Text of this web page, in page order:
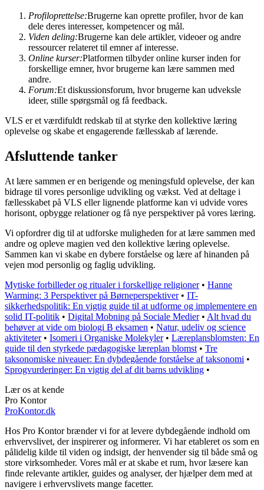
Profiloprettelse:Brugerne kan oprette profiler, hvor de kan
dele deres interesser, kompetencer og mål.
Viden deling:Brugerne kan dele artikler, videoer og andre
ressourcer relateret til emner af interesse.
Online kurser:Platformen tilbyder online kurser inden for
forskellige emner, hvor brugerne kan lære sammen med
andre.
Forum:Et diskussionsforum, hvor brugerne kan udveksle
ideer, stille spørgsmål og få feedback.
VLS er et værdifuldt redskab til at styrke den kollektive læring
oplevelse og skabe et engagerende fællesskab af lærende.
Afsluttende tanker
At lære sammen er en berigende og meningsfuld oplevelse, der kan
bidrage til vores personlige udvikling og vækst. Ved at deltage i
fællesskabet på VLS eller lignende platforme kan vi udvide vores
horisont, opbygge relationer og få nye perspektiver på vores læring.
Vi opfordrer dig til at udforske muligheden for at lære sammen med
andre og opleve magien ved den kollektive læring oplevelse.
Sammen kan vi skabe en dybere forståelse og lære af hinanden på
vejen mod personlig og faglig udvikling.
Mytiske forbilleder og ritualer i forskellige religioner• Hanne
Warming: 3 Perspektiver på Børneperspektiver• IT-
sikkerhedspolitik: En vigtig guide til at udforme og implementere en
solid IT-politik • Digital Mobning på Sociale Medier• Alt hvad du
behøver at vide om biologi B eksamen • Natur, udeliv og science
aktiviteter• Isomeri i Organiske Molekyler• Læreplansblomsten: En
guide til den styrkede pædagogiske læreplan blomst • Tre
taksonomiske niveauer: En dybdegående forståelse af taksonomi •
Sprogvurderinger: En vigtig del af dit barns udvikling •
Lær os at kende
Pro Kontor
ProKontor.dk
Hos Pro Kontor brænder vi for at levere dybdegående indhold om
erhvervslivet, der inspirerer og informerer. Vi har etableret os som en
pålidelig kilde til viden og indsigt, der henvender sig til både små og
store virksomheder. Vores mål er at skabe et rum, hvor læsere kan
finde relevante artikler, guides og analyser, der hjælper dem med at
navigere i erhvervslivets mange facetter.